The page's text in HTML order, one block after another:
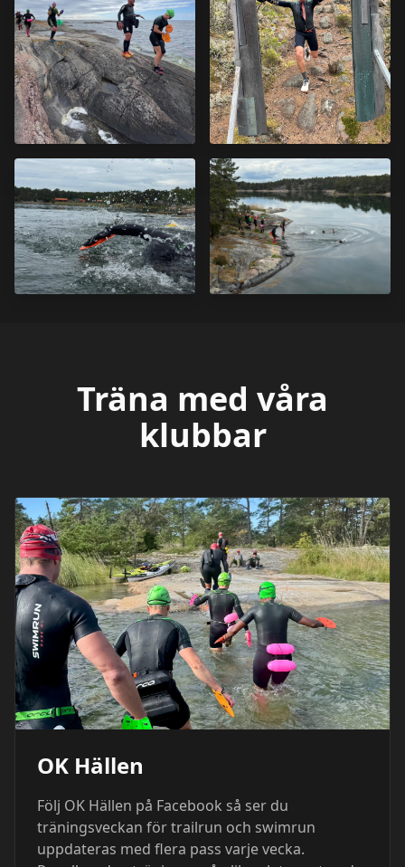
Träna med våra
klubbar
OK Hällen
Följ OK Hällen på Facebook så ser du
träningsveckan för trailrun och swimrun
uppdateras med flera pass varje vecka.